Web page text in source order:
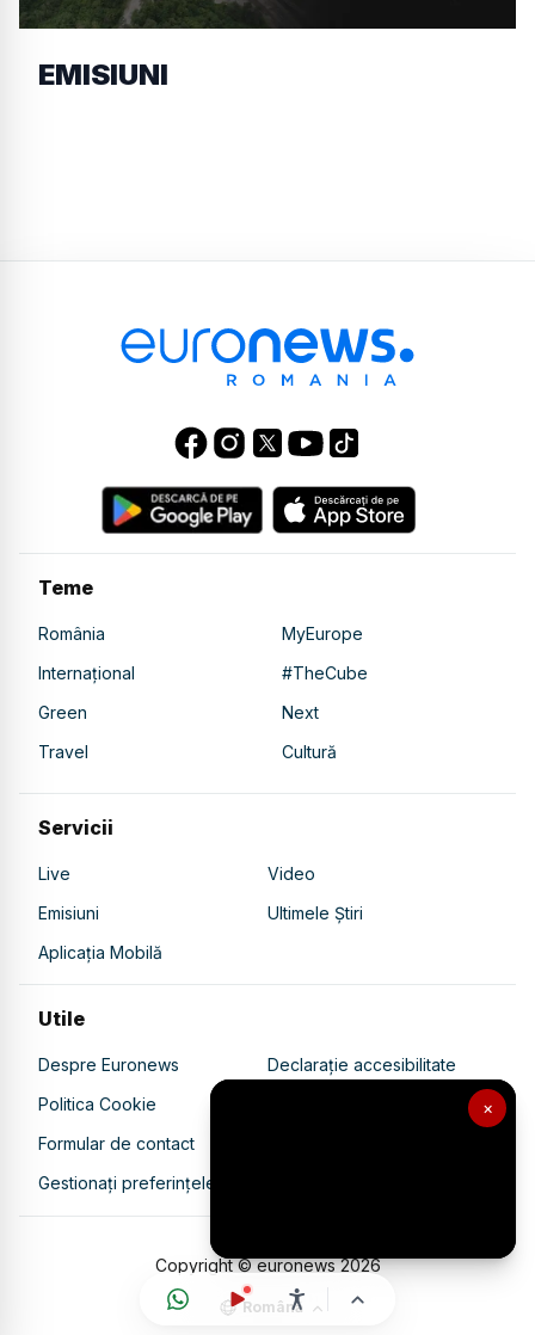
×
EMISIUNI
Teme
România
MyEurope
Internațional
#TheCube
Green
Next
Travel
Cultură
Servicii
Live
Video
Emisiuni
Ultimele Știri
Aplicația Mobilă
Utile
Despre Euronews
Declarație accesibilitate
Politica Cookie
Politica de confidențialitate
Formular de contact
Gestionați preferințele
Copyright © euronews2026
Română